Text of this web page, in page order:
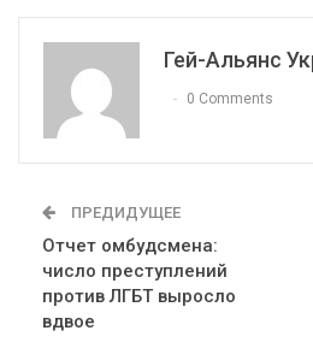
Гей-Альянс
0 Comments
ПРЕДИДУЩЕЕ
Отчет омбудсмена:
число преступлений
против ЛГБТ выросло
вдвое